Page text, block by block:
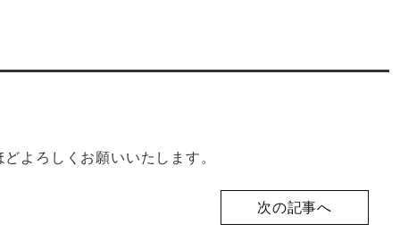
よろしくお願いいたします。
次の記事へ